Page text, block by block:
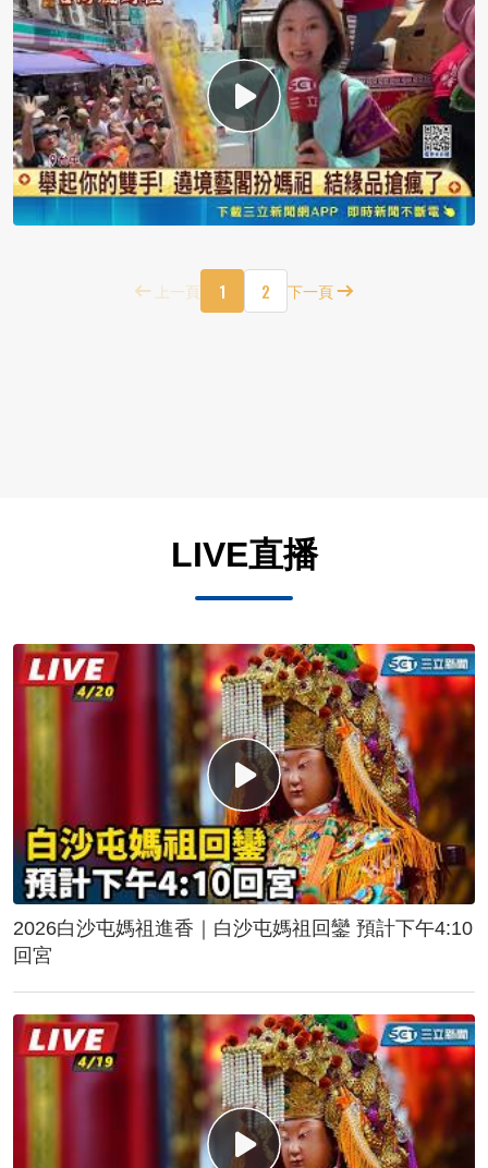
上一頁 1 2 下一頁
LIVE直播
2026白沙屯媽祖進香｜白沙屯媽祖回鑾 預計下午4:10
回宮